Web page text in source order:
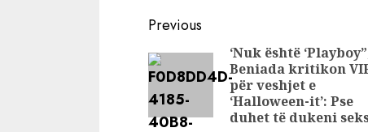
Luana Vjollca do
të rikthehet
fuqishëm
Continue
Reading
Previous
‘Nuk është
Beniada kritikon
për veshjet e
‘Halloween-it’: Pse
duhet të dukeni